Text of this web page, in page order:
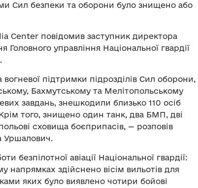
Сил безпеки та оборони було знищено або
Center повідомив заступник директора
управління Національної гвардії
підтримки підрозділів Сил оборони,
Бахмутському та Мелітопольському
завдань, знешкодили близько 110 осіб
того, знищено один танк, два БМП, дві
сховища боєприпасів, — розповів
Уршалович.
безпілотної авіації Національної гвардії:
напрямках здійснено вісім вильотів для
яких було виявлено чотири бойові